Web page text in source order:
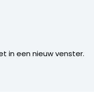
in een nieuw venster.